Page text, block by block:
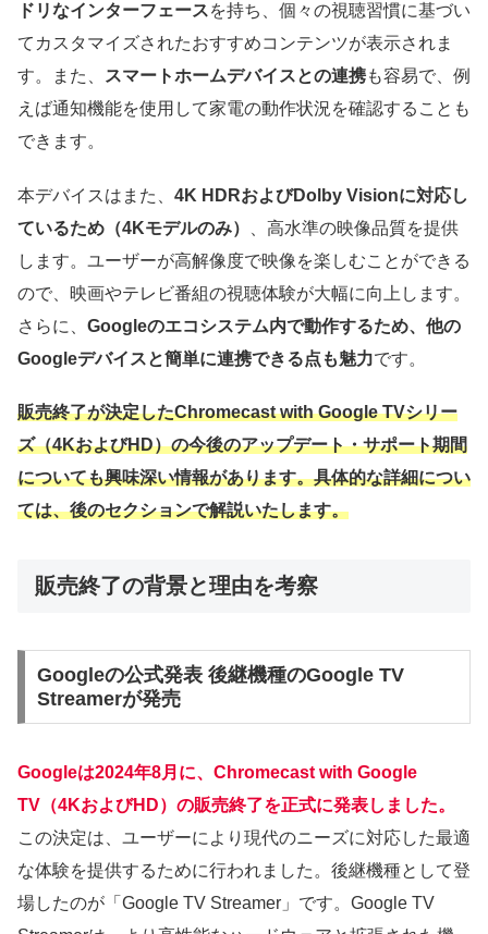
ドリなインターフェースを持ち、個々の視聴習慣に基づい
てカスタマイズされたおすすめコンテンツが表示されま
す。また、 スマートホームデバイスとの連携も容易で、例
えば通知機能を使用して家電の動作状況を確認することも
できます。
本デバイスはまた、 4K HDRおよびDolby Visionに対応し
ているため（4Kモデルのみ）
、高水準の映像品質を提供
します。ユーザーが高解像度で映像を楽しむことができる
ので、映画やテレビ番組の視聴体験が大幅に向上します。
さらに、 Googleのエコシステム内で動作するため、他の
Googleデバイスと簡単に連携できる点も魅力です。
販売終了が決定したChromecast with Google TVシリー
ズ（4KおよびHD）の今後のアップデート・サポート期間
についても興味深い情報があります。具体的な詳細につい
ては、後のセクションで解説いたします。
販売終了の背景と理由を考察
Googleの公式発表 後継機種のGoogle TV
Streamerが発売
Googleは2024年8月に、Chromecast with Google
TV（4KおよびHD）の販売終了を正式に発表しました。
この決定は、ユーザーにより現代のニーズに対応した最適
な体験を提供するために行われました。後継機種として登
場したのが「Google TV Streamer」です。Google TV